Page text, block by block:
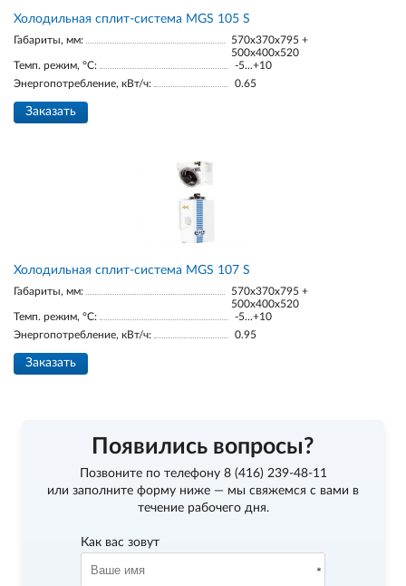
Холодильная сплит-система MGS 105 S
Габариты, мм:
570x370x795 +
500x400x520
Темп. режим, °С:
-5...+10
Энергопотребление, кВт/ч:
0.65
Заказать
Холодильная сплит-система MGS 107 S
Габариты, мм:
570x370x795 +
500x400x520
Темп. режим, °С:
-5...+10
Энергопотребление, кВт/ч:
0.95
Заказать
Появились вопросы?
Позвоните по телефону 8 (416) 239-48-11
или заполните форму ниже — мы свяжемся с вами в
течение рабочего дня.
Как вас зовут